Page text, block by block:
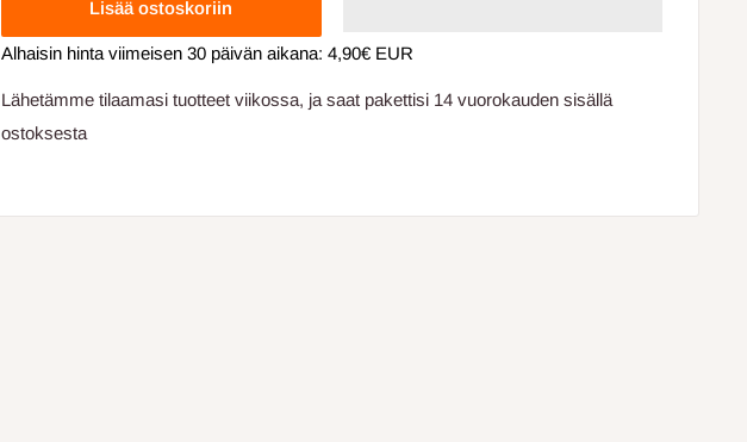
Lisää ostoskoriin
Alhaisin hinta viimeisen 30 päivän aikana: 4,90€ EUR
Lähetämme tilaamasi tuotteet viikossa, ja saat pakettisi 14 vuorokauden sisällä
ostoksesta